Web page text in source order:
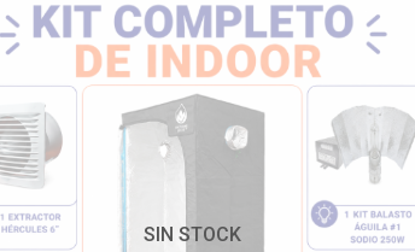
SIN STOCK